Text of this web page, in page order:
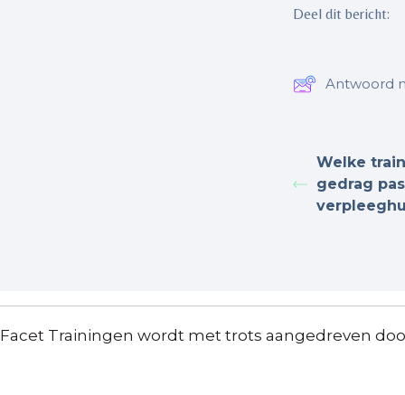
Deel dit bericht:
Antwoord
Welke
gedrag
Facet Trainingen wordt met trots aangedreven